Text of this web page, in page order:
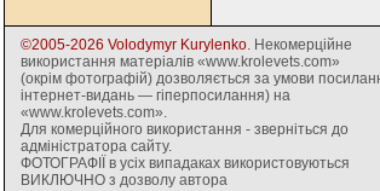
©2005-2026 Volodymyr Kurylenko. Некомерційне
використання матеріалів «www.krolevets.com»
(окрім фотографій) дозволяється за умови
інтернет-видань — гіперпосилання) на
«www.krolevets.com».
Для комерційного використання - зверніться до
адміністратора сайту.
ФОТОГРАФІЇ в усіх випадаках використовуються
ВИКЛЮЧНО з дозволу автора